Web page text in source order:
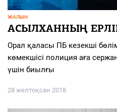
ЖАЛЫН
АСЫЛХАННЫҢ
Орал қаласы ПБ кезекші
көмекшісі полиция аға
үшін биылғы
28 желтоқсан 2018